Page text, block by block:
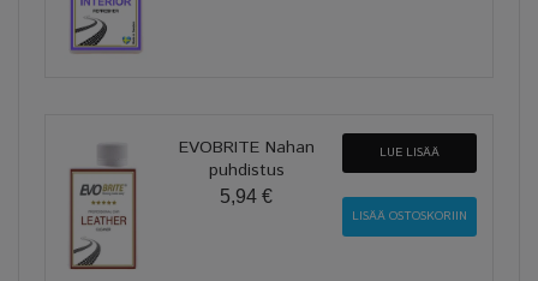
EVOBRITE Nahan
puhdistus
5,94 €
LUE LISÄÄ